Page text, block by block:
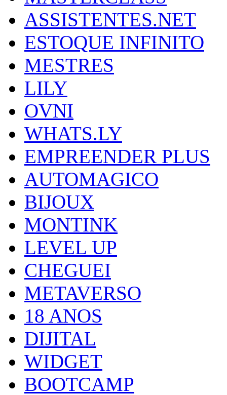
ASSISTENTES.NET
ESTOQUE INFINITO
MESTRES
LILY
OVNI
WHATS.LY
EMPREENDER PLUS
AUTOMAGICO
BIJOUX
MONTINK
LEVEL UP
CHEGUEI
METAVERSO
18 ANOS
DIJITAL
WIDGET
BOOTCAMP